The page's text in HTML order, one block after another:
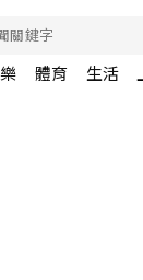
體育 生活